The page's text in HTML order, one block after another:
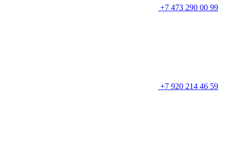
+7 473 290 00 99
+7 920 214 46 59